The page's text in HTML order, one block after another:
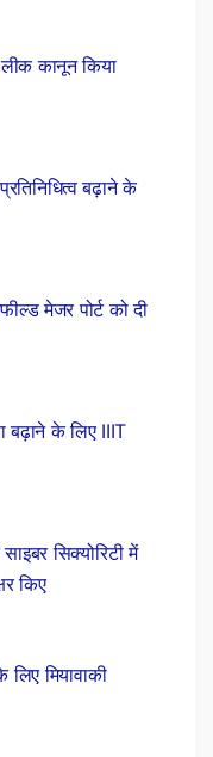
कानून किया
बढ़ाने के
मेजर पोर्ट को दी
बढ़ाने के लिए IIIT
सिक्योरिटी में
किए
लिए मियावाकी